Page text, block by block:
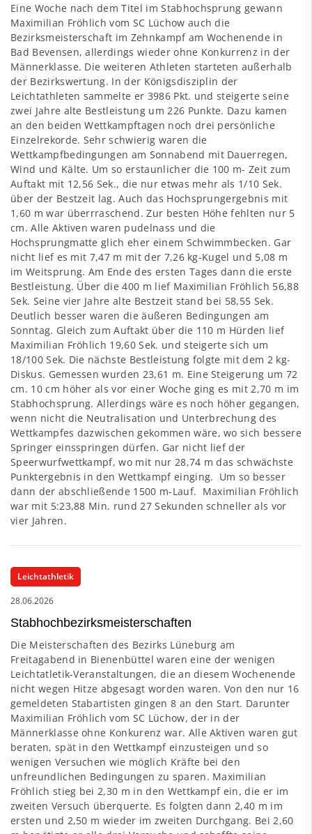
Eine Woche nach dem Titel im Stabhochsprung gewann
Maximilian Fröhlich vom SC Lüchow auch die
Bezirksmeisterschaft im Zehnkampf am Wochenende in
Bad Bevensen, allerdings wieder ohne Konkurrenz in der
Männerklasse. Die weiteren Athleten starteten außerhalb
der Bezirkswertung. In der Königsdisziplin der
Leichtathleten sammelte er 3986 Pkt. und steigerte seine
zwei Jahre alte Bestleistung um 226 Punkte. Dazu kamen
an den beiden Wettkampftagen noch drei persönliche
Einzelrekorde. Sehr schwierig waren die
Wettkampfbedingungen am Sonnabend mit Dauerregen,
Wind und Kälte. Um so erstaunlicher die 100 m- Zeit zum
Auftakt mit 12,56 Sek., die nur etwas mehr als 1/10 Sek.
über der Bestzeit lag. Auch das Hochsprungergebnis mit
1,60 m war überrraschend. Zur besten Höhe fehlten nur 5
cm. Alle Aktiven waren pudelnass und die
Hochsprungmatte glich eher einem Schwimmbecken. Gar
nicht lief es mit 7,47 m mit der 7,26 kg-Kugel und 5,08 m
im Weitsprung. Am Ende des ersten Tages dann die erste
Bestleistung. Über die 400 m lief Maximilian Fröhlich 56,88
Sek. Seine vier Jahre alte Bestzeit stand bei 58,55 Sek.
Deutlich besser waren die äußeren Bedingungen am
Sonntag. Gleich zum Auftakt über die 110 m Hürden lief
Maximilian Fröhlich 19,60 Sek. und steigerte sich um
18/100 Sek. Die nächste Bestleistung folgte mit dem 2 kg-
Diskus. Gemessen wurden 23,61 m. Eine Steigerung um 72
cm. 10 cm höher als vor einer Woche ging es mit 2,70 m im
Stabhochsprung. Allerdings wäre es noch höher gegangen,
wenn nicht die Neutralisation und Unterbrechung des
Wettkampfes dazwischen gekommen wäre, wo sich bessere
Springer einsspringen dürfen. Gar nicht lief der
Speerwurfwettkampf, wo mit nur 28,74 m das schwächste
Punktergebnis in den Wettkampf einging. Um so besser
dann der abschließende 1500 m-Lauf. Maximilian Fröhlich
war mit 5:23,88 Min. rund 27 Sekunden schneller als vor
vier Jahren.
Leichtathletik
28.06.2026
Stabhochbezirksmeisterschaften
Die Meisterschaften des Bezirks Lüneburg am
Freitagabend in Bienenbüttel waren eine der wenigen
Leichtatletik-Veranstaltungen, die an diesem Wochenende
nicht wegen Hitze abgesagt worden waren. Von den nur 16
gemeldeten Stabartisten gingen 8 an den Start. Darunter
Maximilian Fröhlich vom SC Lüchow, der in der
Männerklasse ohne Konkurenz war. Alle Aktiven waren gut
beraten, spät in den Wettkampf einzusteigen und so
wenigen Versuchen wie möglich Kräfte bei den
unfreundlichen Bedingungen zu sparen. Maximilian
Fröhlich stieg bei 2,30 m in den Wettkampf ein, die er im
zweiten Versuch überquerte. Es folgten dann 2,40 m im
ersten und 2,50 m wieder im zweiten Durchgang. Bei 2,60